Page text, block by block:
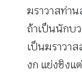
ฆราวาสท่า
ถ้าเป็นนักบ
เป็นฆราวา
งก แย่งชิงแ